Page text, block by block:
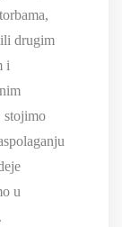
drugim
i
stojimo
u